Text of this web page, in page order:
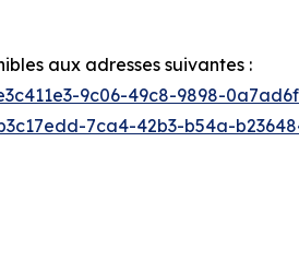
aux adresses suivantes :
9c06-49c8-9898-
7ca4-42b3-b54a-